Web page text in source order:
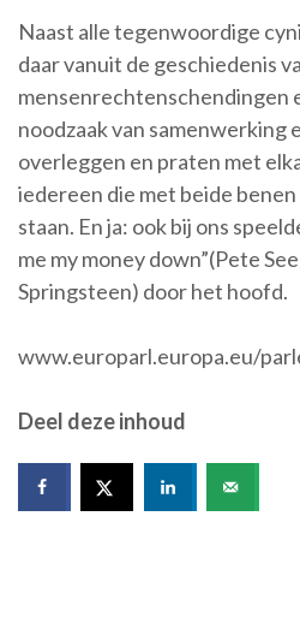
Naast alle tegenwoordige
daar vanuit de geschiedenis
mensenrechtenschendingen
noodzaak van samenwerking
overleggen en praten met
iedereen die met beide
staan. En ja: ook bij ons
me my money down”(Pete
Springsteen) door het hoofd.
www.europarl.europa.eu/
Deel deze inhoud